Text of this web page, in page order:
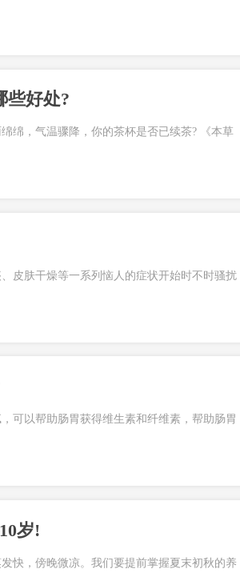
些好处?
绵，气温骤降，你的茶杯是否已续茶? 《本草
皮肤干燥等一系列恼人的症状开始时不时骚扰
可以帮助肠胃获得维生素和纤维素，帮助肠胃
岁!
快，傍晚微凉。我们要提前掌握夏末初秋的养